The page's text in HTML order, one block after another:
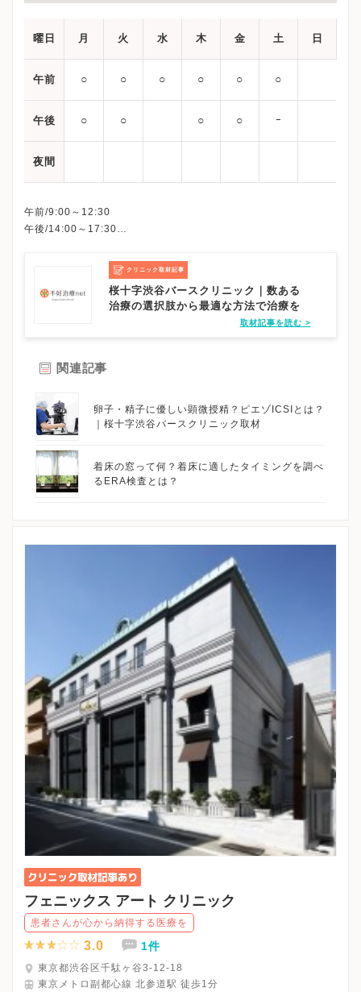
曜日 月 火 水 木 金 土 日
午前 ○ ○ ○ ○ ○ ○
午後 ○ ○ ○ ○ ｰ
夜間
午前/9:00～12:30
午後/14:00～17:30
※水・土 午後、日・祝日、休診
※詳細はクリニックHPを確認、または直接お問い合わせくださ
クリニック取材記事
桜十字渋谷バースクリニック｜数ある
治療の選択肢から最適な方法で治療を
取材記事を読む >
関連記事
卵子・精子に優しい顕微授精？ピエゾICSIとは？
｜桜十字渋谷バースクリニック取材
着床の窓って何？着床に適したタイミングを調べ
るERA検査とは？
フェニックス アート クリニック
患者さんが心から納得する医療を
3.0 1件
東京都渋谷区千駄ヶ谷3-12-18
東京メトロ副都心線 北参道駅 徒歩1分